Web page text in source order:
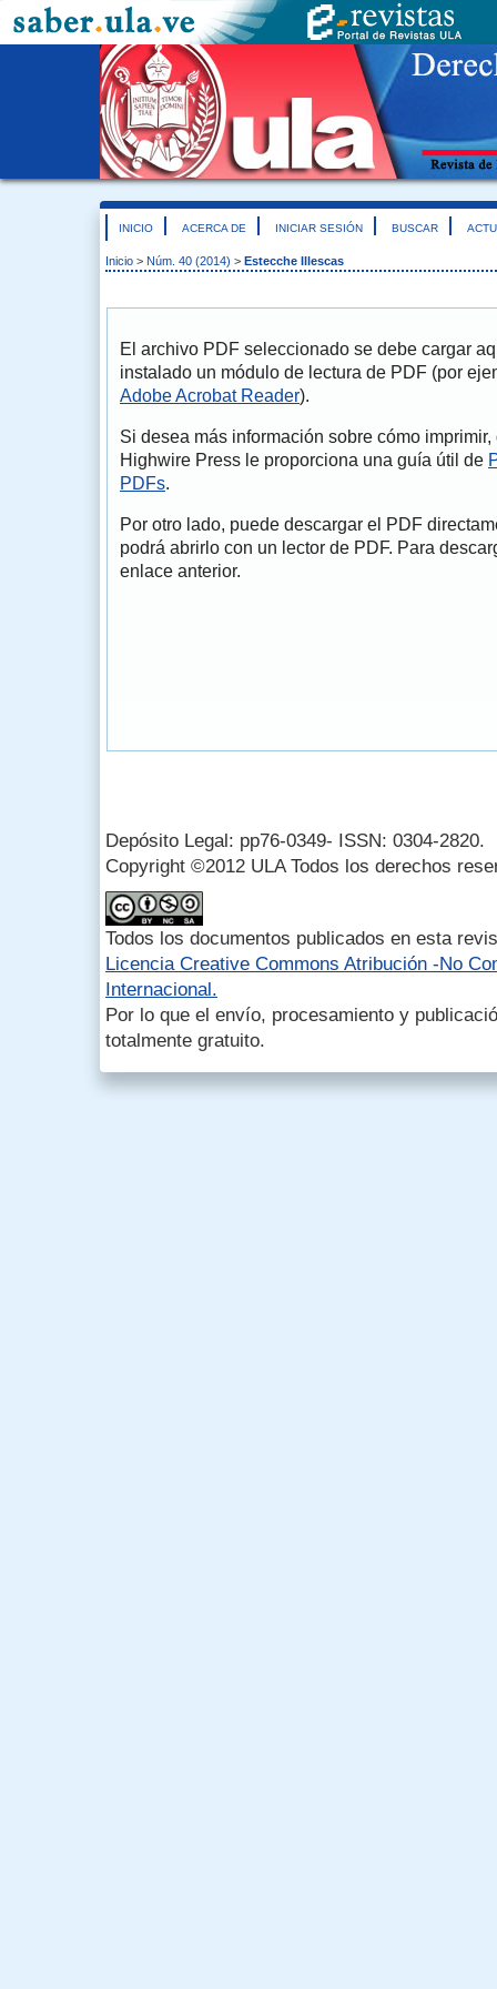
INICIO ACERCA DE INICIAR SESIÓN BUSCAR
Inicio > Núm. 40 (2014) > Estecche Illescas
El archivo PDF seleccionado se debe cargar
instalado un módulo de lectura de PDF (por
Adobe Acrobat Reader).
Si desea más información sobre cómo
Highwire Press le proporciona una guía útil de
PDFs.
Por otro lado, puede descargar el PDF
podrá abrirlo con un lector de PDF. Para
enlace anterior.
Depósito Legal: pp76-0349- ISSN: 0304-2820.
Copyright ©2012 ULA Todos los derechos
Todos los documentos publicados en esta
Licencia Creative Commons Atribución -No
Internacional.
Por lo que el envío, procesamiento y
totalmente gratuito.